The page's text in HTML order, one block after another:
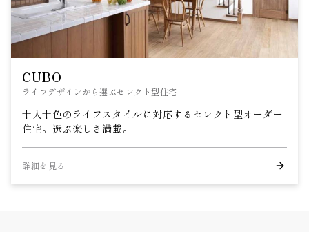
CUBO
ライフデザインから選ぶセレクト型住宅
十人十色のライフスタイルに対応するセレクト型オーダー
住宅。選ぶ楽しさ満載。
詳細を見る